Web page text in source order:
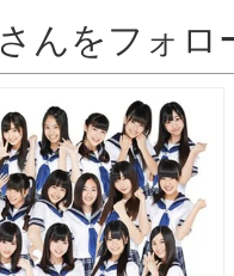
さんをフォロ